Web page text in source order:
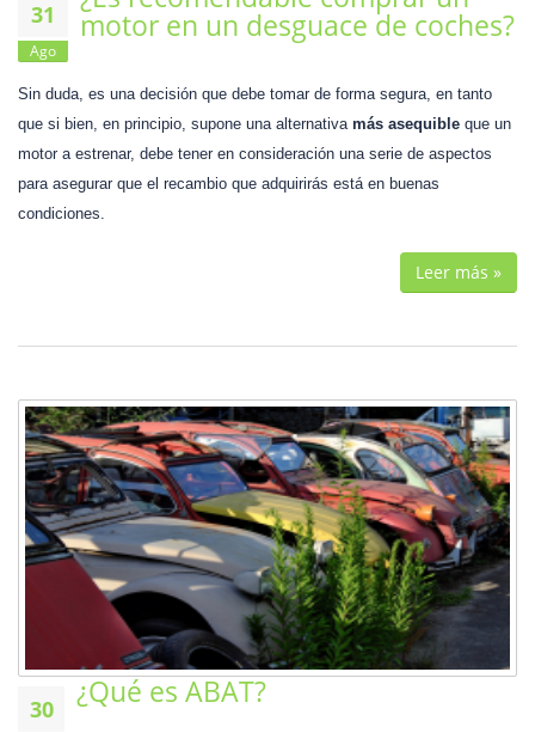
31
Ago
motor en un desguace de coches?
Sin duda, es una decisión que debe tomar de forma segura, en tanto
que si bien, en principio, supone una alternativa más asequible que un
motor a estrenar, debe tener en consideración una serie de aspectos
para asegurar que el recambio que adquirirás está en buenas
condiciones.
Leer más »
30 ¿Qué es ABAT?